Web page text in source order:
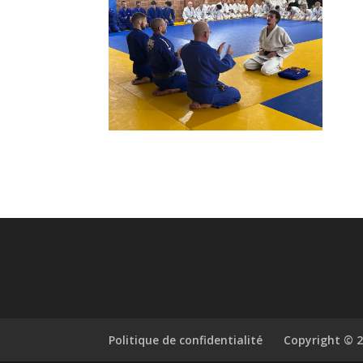
Politique de confidentialité Copyright ©